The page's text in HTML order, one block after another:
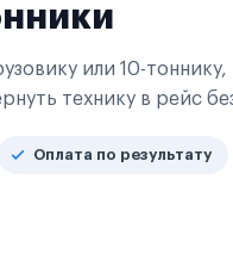
или 10-
технику в рейс
Оплата по результату